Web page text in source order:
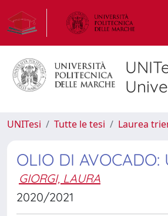
UNITesi Tutte le tesi Laurea
OLIO DI AVOCADO:
GIORGI, LAURA
2020/2021